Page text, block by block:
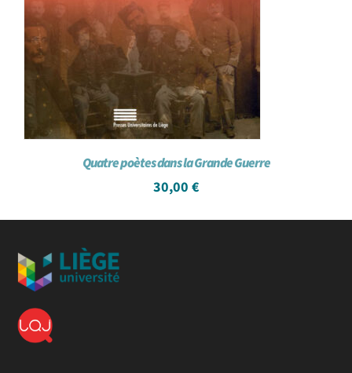
Quatre poètes dans la Grande Guerre
30,00 €